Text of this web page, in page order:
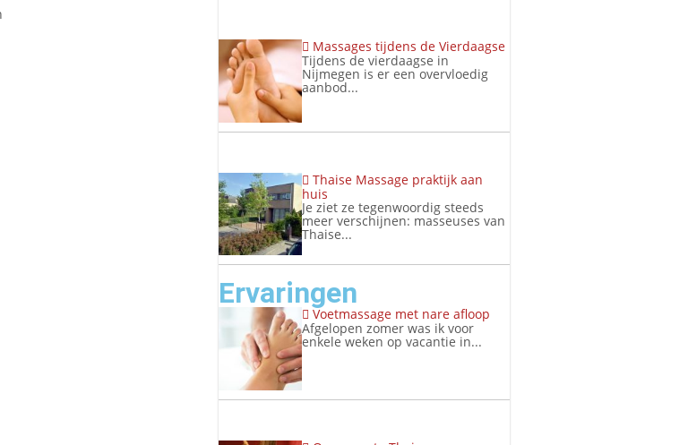
Massages tijdens de Vierdaagse
Tijdens de vierdaagse in
Nijmegen is er een overvloedig
aanbod...
Thaise Massage praktijk aan
huis
Je ziet ze tegenwoordig steeds
meer verschijnen: masseuses van
Thaise...
Ervaringen
Voetmassage met nare afloop
Afgelopen zomer was ik voor
enkele weken op vacantie in...